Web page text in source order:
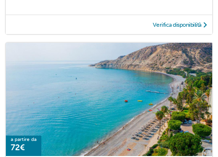
Verifica disponibilità
a partire da
72€